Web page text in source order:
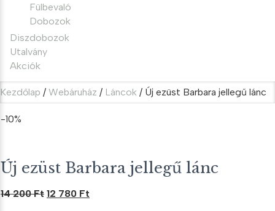
Fülbevaló
Dobozok
Diszdobozok
Utalvány
Akciók
Kezdőlap / Webáruház / Láncok / Új ezüst Barbara jellegű lánc
-10%
Új ezüst Barbara jellegű lánc
14 200Ft Original
12 780 Ft